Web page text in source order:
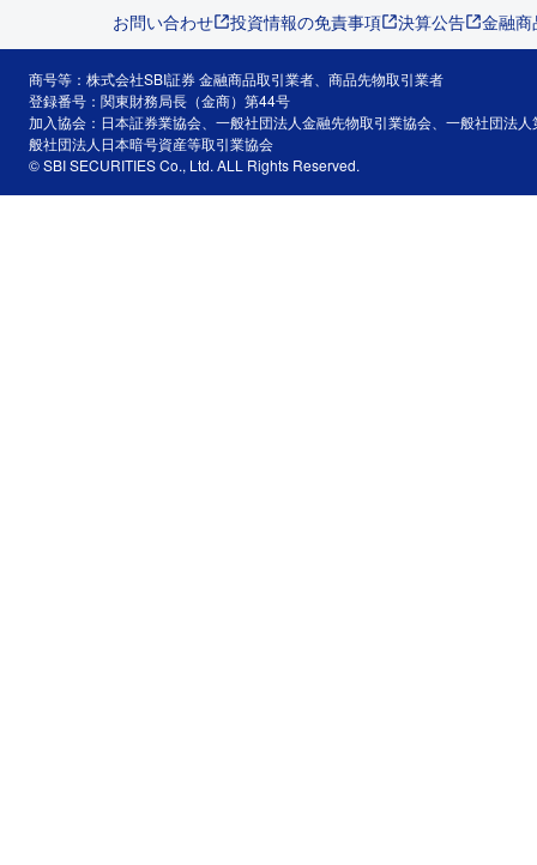
お問い合わせ 投資情報の免責事項 決算公告 金融
商号等：株式会社SBI証券 金融商品取引業者、商品先物取引業者
登録番号：関東財務局長（金商）第44号
加入協会：日本証券業協会、一般社団法人金融先物取引業協会、一般社団法
般社団法人日本暗号資産等取引業協会
© SBI SECURITIES Co., Ltd. ALL Rights Reserved.